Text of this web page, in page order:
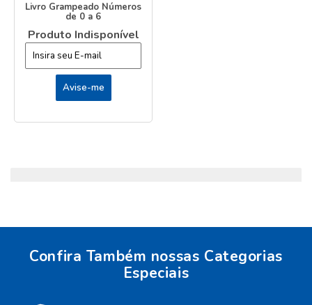
Livro Grampeado Números
de 0 a 6
Produto Indisponível
Confira Também nossas Categorias
Especiais